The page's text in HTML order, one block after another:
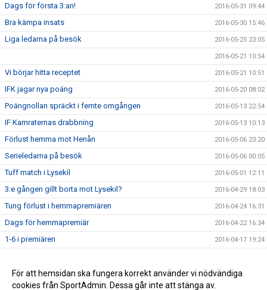
Dags för första 3:an! 2016-05-31 09:44
Bra kämpa insats 2016-05-30 15:46
Liga ledarna på besök 2016-05-25 23:05
2016-05-21 10:54
Vi börjar hitta receptet 2016-05-21 10:51
IFK jagar nya poäng 2016-05-20 08:02
Poängnollan spräckt i femte omgången 2016-05-13 22:54
IF Kamraternas drabbning 2016-05-13 10:13
Förlust hemma mot Henån 2016-05-06 23:20
Serieledarna på besök 2016-05-06 00:05
Tuff match i Lysekil 2016-05-01 12:11
3:e gången gillt borta mot Lysekil? 2016-04-29 18:03
Tung förlust i hemmapremiären 2016-04-24 16:31
Dags för hemmapremiär 2016-04-22 16:34
1-6 i premiären 2016-04-17 19:24
Försäsongen avklarad 2016-04-09 15:50
För att hemsidan ska fungera korrekt använder vi nödvändiga
cookies från SportAdmin. Dessa går inte att stänga av.